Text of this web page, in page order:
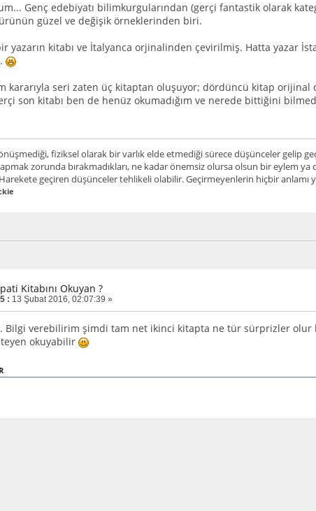
Genç edebiyatı bilimkurgularından (gerçi fantastik olarak
güzel ve değişik örneklerinden biri.
yazarın kitabı ve İtalyanca orjinalinden çevirilmiş. Hatta yazar
kararıyla seri zaten üç kitaptan oluşuyor; dördüncü kitap orijinal
son kitabı ben de henüz okumadığım ve nerede bittiğini
fiziksel olarak bir varlık elde etmediği sürece düşünceler gelip
zorunda bırakmadıkları, ne kadar önemsiz olursa olsun bir eylem ya
Harekete geçiren düşünceler tehlikeli olabilir. Geçirmeyenlerin hiçbir anlamı
Kitabını Okuyan ?
: 13 Şubat 2016, 02:07:39 »
Bilgi verebilirim şimdi tam net ikinci kitapta ne tür sürprizler olur
okuyabilir